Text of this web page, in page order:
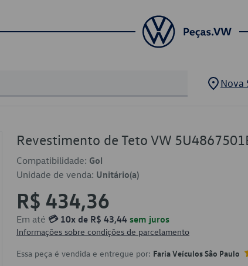
Nova
Revestimento de Teto VW
Compatibilidade: Gol
Unidade de venda: Unitário(a)
R$ 434,36
Em até 💳 10x de R$ 43,44 sem juros
Informações sobre condições de parcelamento
Essa peça é vendida e entregue por: Faria Veículos São Paulo